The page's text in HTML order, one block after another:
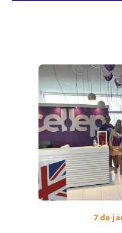
7 de